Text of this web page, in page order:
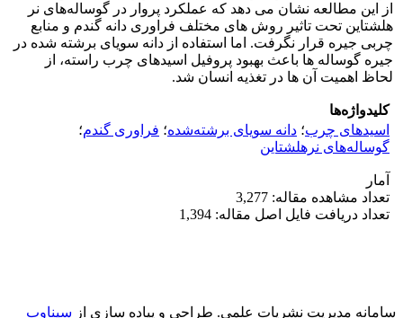
از این مطالعه نشان می دهد که عملکرد پروار در گوساله‌های نر
هلشتاین تحت تاثیر روش های مختلف فراوری دانه گندم و منابع
چربی جیره قرار نگرفت. اما استفاده از دانه سویای برشته شده در
جیره گوساله ها باعث بهبود پروفیل اسید‌های چرب راسته، از
لحاظ اهمیت آن ها در تغذیه انسان شد.
کلیدواژه‌ها
اسید‌های چرب؛ دانه سویای برشته‌شده؛ فراوری گندم؛
گوساله‌های نرهلشتاین
آمار
تعداد مشاهده مقاله: 3,277
تعداد دریافت فایل اصل مقاله: 1,394
سامانه مدیریت نشریات علمی. طراحی و پیاده سازی از سیناوب